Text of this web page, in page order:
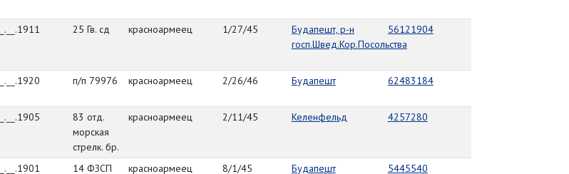
__.__.1911 25 Гв. сд красноармеец 1/27/45
Будапешт, р-н
госп.Швед.Кор.Посольства
56121904
__.__.1920 п/п 79976 красноармеец 2/26/46 Будапешт 62483184
__.__.1905
83 отд.
морская
стрелк. бр.
красноармеец 2/11/45 Келенфельд 4257280
__.__.1901 14 ФЗСП красноармеец 8/1/45 Будапешт 5445540